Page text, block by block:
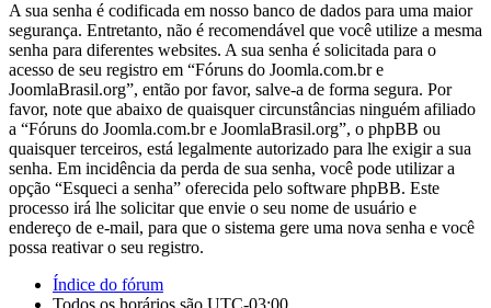
A sua senha é codificada em nosso banco de dados para uma maior
segurança. Entretanto, não é recomendável que você utilize a mesma
senha para diferentes websites. A sua senha é solicitada para o
acesso de seu registro em “Fóruns do Joomla.com.br e
JoomlaBrasil.org”, então por favor, salve-a de forma segura. Por
favor, note que abaixo de quaisquer circunstâncias ninguém afiliado
a “Fóruns do Joomla.com.br e JoomlaBrasil.org”, o phpBB ou
quaisquer terceiros, está legalmente autorizado para lhe exigir a sua
senha. Em incidência da perda de sua senha, você pode utilizar a
opção “Esqueci a senha” oferecida pelo software phpBB. Este
processo irá lhe solicitar que envie o seu nome de usuário e
endereço de e-mail, para que o sistema gere uma nova senha e você
possa reativar o seu registro.
Índice do fórum